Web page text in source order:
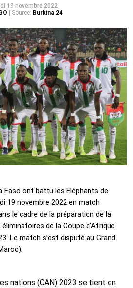
19 novembre 2022
| Source: Burkina 24
Faso ont battu les Eléphants de
19 novembre 2022 en match
le cadre de la préparation de la
de la Coupe d’Afrique
Le match s’est disputé au Grand
nations (CAN) 2023 se tient en